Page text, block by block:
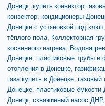
Донецк, купить конвектор
конвектор, кондиционеры
Донецке с установкой под ключ,
тёплого пола, Коллекторная
косвенного нагрева,
Донецке, пластиковые трубы и
отопления в Донецке,
газа купить в Донецке, газовый
Донецке, пластиковые ёмкости
Донецк, скважинный насос ДНР,